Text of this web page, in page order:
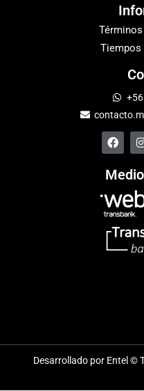
Tiempos
Desarrollado por Entel ©